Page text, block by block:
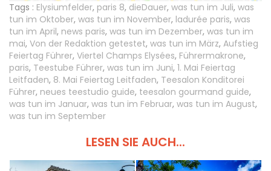
Tags : Elysiumfelder, paris 8, dieDauer, was tun im Juli, was
tun im Oktober, was tun im November, ladurée paris, was
tun im April, news paris, was tun im Dezember, was tun im
mai, Von der Redaktion getestet, was tun im März, Aufstieg
Feiertag Führer, Viertel Champs Elysées, Führermakrone,
paris, Teestube Führer, was tun im Juni, 1. Mai Feiertag
Leitfaden, 8. Mai Feiertag Leitfaden, Teesalon Konditorei
Führer, neues teestudio guide, teesalon gourmand guide,
was tun im Januar, was tun im Februar, was tun im August,
was tun im September
LESEN SIE AUCH...